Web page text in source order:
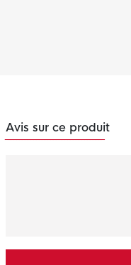
Avis sur ce produit